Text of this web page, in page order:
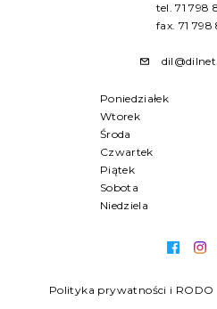
tel. 71 798
fax. 71 798
Poniedziałek
Wtorek
Środa
Czwartek
Piątek
Sobota
Niedziela
Polityka prywatności i RODO